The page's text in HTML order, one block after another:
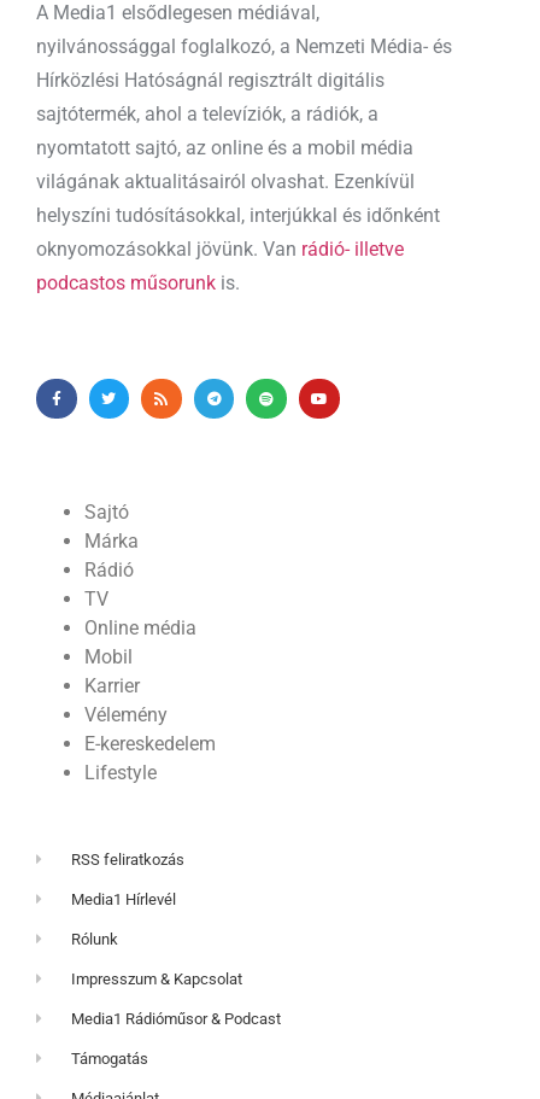
A Media1 elsődlegesen médiával,
nyilvánossággal foglalkozó, a Nemzeti Média- és
Hírközlési Hatóságnál regisztrált digitális
sajtótermék, ahol a televíziók, a rádiók, a
nyomtatott sajtó, az online és a mobil média
világának aktualitásairól olvashat. Ezenkívül
helyszíni tudósításokkal, interjúkkal és időnként
oknyomozásokkal jövünk. Van rádió- illetve
podcastos műsorunk is.
Sajtó
Márka
Rádió
TV
Online média
Mobil
Karrier
Vélemény
E-kereskedelem
Lifestyle
RSS feliratkozás
Media1 Hírlevél
Rólunk
Impresszum & Kapcsolat
Media1 Rádióműsor & Podcast
Támogatás